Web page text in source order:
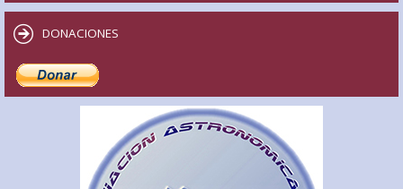
DONACIONES